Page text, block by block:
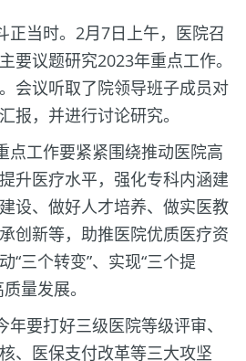
正当时。2月7日上午，医院召
要议题研究2023年重点工作。
会议听取了院领导班子成员对
报，并进行讨论研究。
点工作要紧紧围绕推动医院高
升医疗水平，强化专科内涵建
设、做好人才培养、做实医教
创新等，助推医院优质医疗资
“三个转变”、实现“三个提
量发展。
要打好三级医院等级评审、
、医保支付改革等三大攻坚